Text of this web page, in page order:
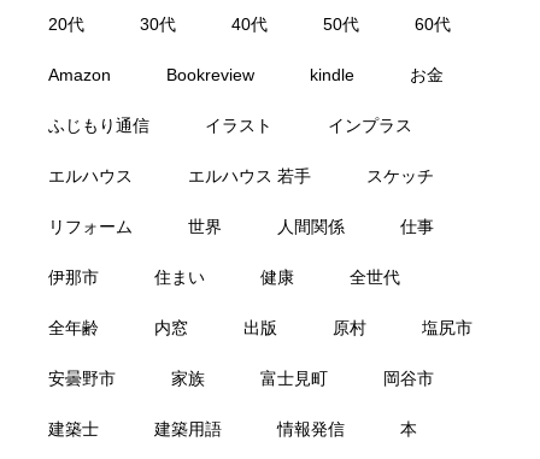
20代 30代 40代 50代 60代
Amazon Bookreview kindle お金
ふじもり通信 イラスト インプラス
エルハウス エルハウス 若手 スケッチ
リフォーム 世界 人間関係 仕事
伊那市 住まい 健康 全世代
全年齢 内窓 出版 原村 塩尻市
安曇野市 家族 富士見町 岡谷市
建築士 建築用語 情報発信 本